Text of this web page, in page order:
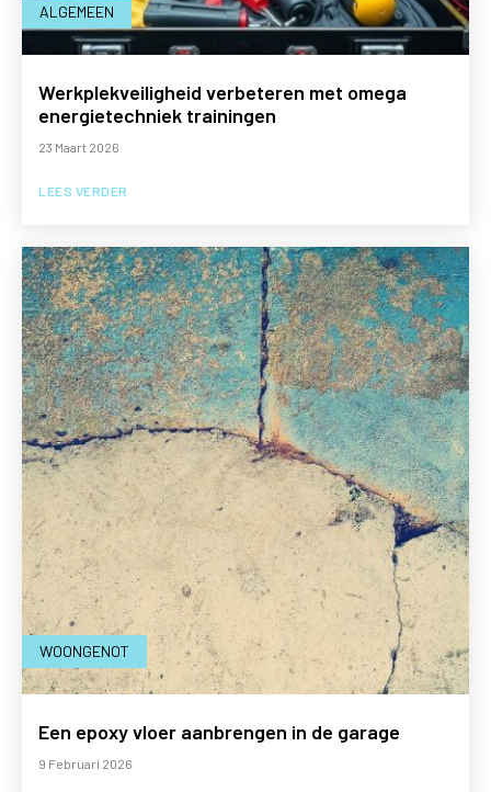
ALGEMEEN
Werkplekveiligheid verbeteren met omega
energietechniek trainingen
23 Maart 2026
LEES VERDER
WOONGENOT
Een epoxy vloer aanbrengen in de garage
9 Februari 2026